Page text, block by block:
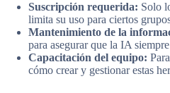
Suscripción requerida: Solo
limita su uso para ciertos
Mantenimiento de la
para asegurar que la IA
Capacitación del equipo:
cómo crear y gestionar estas